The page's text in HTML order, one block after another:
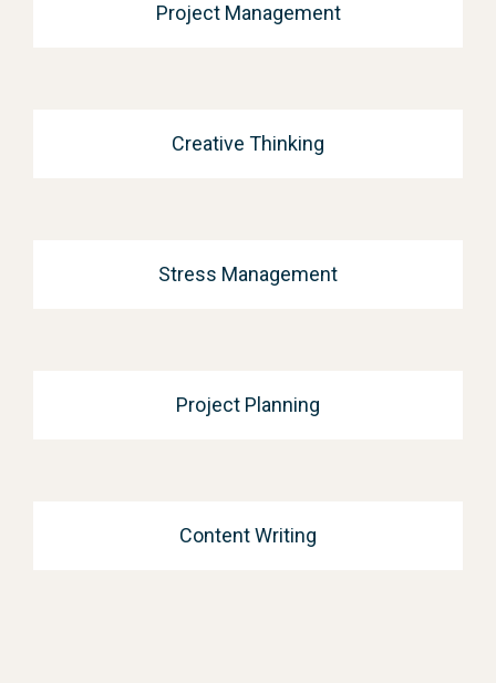
Project Management
Creative Thinking
Stress Management
Project Planning
Content Writing